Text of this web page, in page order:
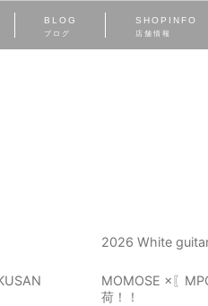
BLOG
ブログ
SHOPINFO
店舗情報
2026 White
MOMOSE ×〖
荷！！